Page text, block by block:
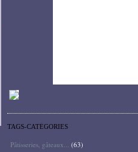
TAGS-CATÉGORIES
Pâtisseries, gâteaux... (63)